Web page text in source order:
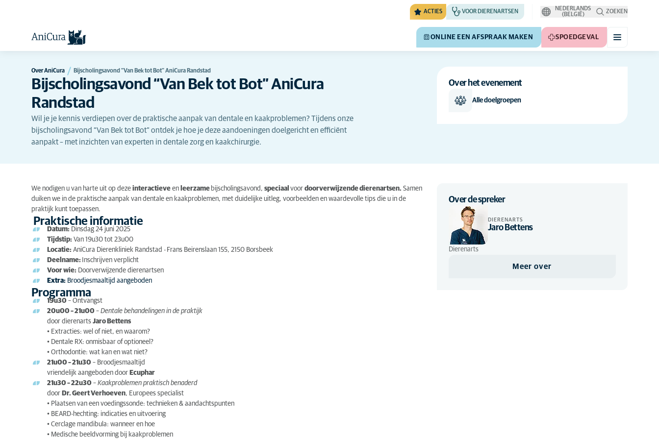
ACTIES VOOR DIERENARTSEN
NEDERLANDS
(BELGIË)
ZOEKEN
ONLINE EEN AFSPRAAK MAKEN SPOEDGEVAL
Over AniCura Bijscholingsavond “Van Bek tot Bot” AniCura Randstad
Bijscholingsavond “Van Bek tot Bot” AniCura
Randstad
Wil je je kennis verdiepen over de praktische aanpak van dentale en kaakproblemen? Tijdens onze
bijscholingsavond “Van Bek tot Bot” ontdek je hoe je deze aandoeningen doelgericht en efficiënt
aanpakt – met inzichten van experten in dentale zorg en kaakchirurgie.
Over het evenement
Alle doelgroepen
We nodigen u van harte uit op deze interactieve en leerzame bijscholingsavond, speciaal voor doorverwijzende dierenartsen. Samen
duiken we in de praktische aanpak van dentale en kaakproblemen, met duidelijke uitleg, voorbeelden en waardevolle tips die u in de
praktijk kunt toepassen.
Praktische informatie
Datum: Dinsdag 24 juni 2025
Tijdstip: Van 19u30 tot 23u00
Locatie: AniCura Dierenkliniek Randstad - Frans Beirenslaan 155, 2150 Borsbeek
Deelname: Inschrijven verplicht
Voor wie: Doorverwijzende dierenartsen
Extra: Broodjesmaaltijd aangeboden
Programma
19u30 – Ontvangst
20u00 – 21u00 – Dentale behandelingen in de praktijk
door dierenarts Jaro Bettens
• Extracties: wel of niet, en waarom?
• Dentale RX: onmisbaar of optioneel?
• Orthodontie: wat kan en wat niet?
21u00 – 21u30 – Broodjesmaaltijd
vriendelijk aangeboden door Ecuphar
21u30 – 22u30 – Kaakproblemen praktisch benaderd
door Dr. Geert Verhoeven, Europees specialist
• Plaatsen van een voedingssonde: technieken & aandachtspunten
• BEARD-hechting: indicaties en uitvoering
• Cerclage mandibula: wanneer en hoe
• Medische beeldvorming bij kaakproblemen
Over de spreker
DIERENARTS
Jaro Bettens
Dierenarts
Meer over